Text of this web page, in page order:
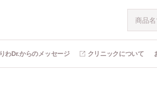
りわDr.からのメッセージ クリニックについて